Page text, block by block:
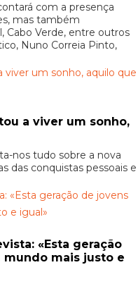
com a presença
mas também
Cabo Verde, entre outros
Nuno Correia Pinto,
a viver um sonho,
nos tudo sobre a nova
das conquistas pessoais e
«Esta geração
mais justo e